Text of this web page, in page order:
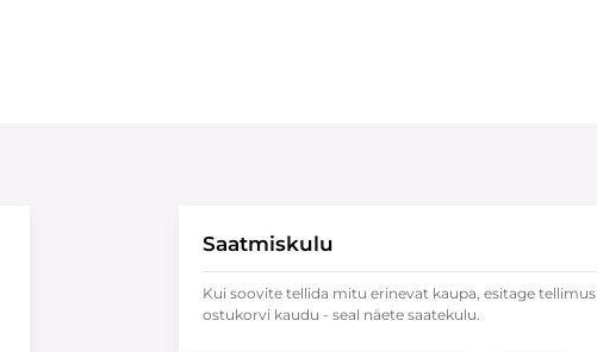
Saatmiskulu
Kui soovite tellida mitu erinevat kaupa, esitage tellimus
ostukorvi kaudu - seal näete saatekulu.